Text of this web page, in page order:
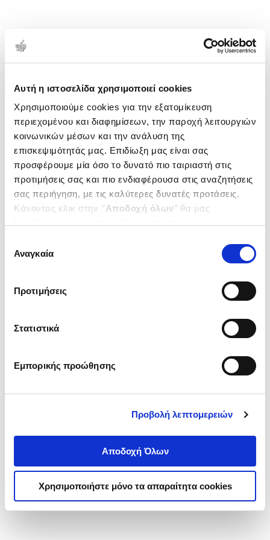
Αυτή η ιστοσελίδα χρησιμοποιεί cookies
Χρησιμοποιούμε cookies για την εξατομίκευση
περιεχομένου και διαφημίσεων, την παροχή λειτουργιών
κοινωνικών μέσων και την ανάλυση της
επισκεψιμότητάς μας. Επιδίωξη μας είναι σας
προσφέρουμε μία όσο το δυνατό πιο ταιριαστή στις
προτιμήσεις σας και πιο ενδιαφέρουσα στις αναζητήσεις
σας περιήγηση, με τις καλύτερες δυνατές προτάσεις.
Κάνοντας κλικ στην ‘’Αποδοχή όλων’’ θα μας
ενδιαφέρουν και να επιλέξετε από τα παρακάτω με την
΄΄και να ενημερωθείτε σχετικά με
συγκατάθεσης
Αναγκαία
Προτιμήσεις
Στατιστικά
Εμπορικής προώθησης
Προβολή λεπτομερειών
Αποδοχή Όλων
Χρησιμοποιήστε μόνο τα απαραίτητα cookies